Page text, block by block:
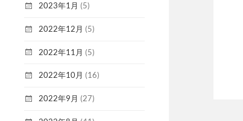
2023年1月 (5)
2022年12月 (5)
2022年11月 (5)
2022年10月 (16)
2022年9月 (27)